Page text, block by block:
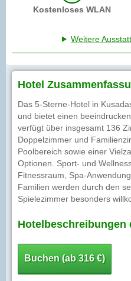
Kostenloses WLAN
Weitere
Hotel
Das 5-Sterne-Hotel in
und bietet einen
verfügt über insgesamt 136
Doppelzimmer und
Poolbereich sowie einer
Optionen. Sport- und
Fitnessraum, Spa-
Familien werden durch den
Spielezimmer besonders
Hotelbeschreibungen
Buchen (ab 316 €)